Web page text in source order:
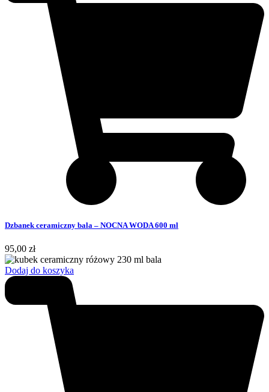
Dzbanek ceramiczny bala – NOCNA WODA 600 ml
95,00 zł
Dodaj do koszyka